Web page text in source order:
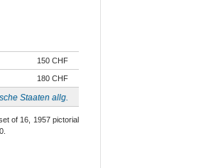
150 CHF
180 CHF
Staaten allg.
of 16, 1957 pictorial